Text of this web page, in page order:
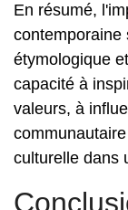
En résumé,
contemporaine
étymologique
capacité à
valeurs, à
culturelle dans